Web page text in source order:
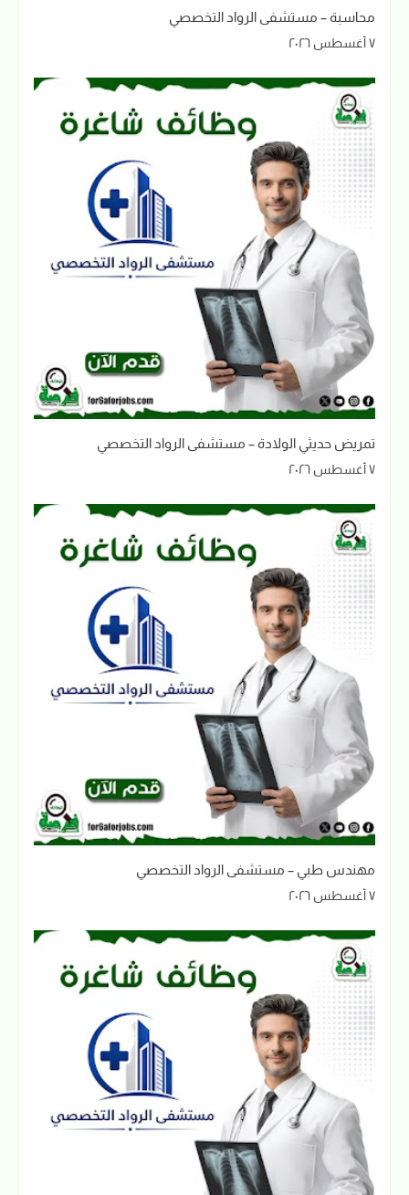
محاسبة – مستشفى الرواد التخصصي
٧ أغسطس ٢٠٢٦
تمريض حديثي الولادة – مستشفى الرواد التخصصي
٧ أغسطس ٢٠٢٦
مهندس طبي – مستشفى الرواد التخصصي
٧ أغسطس ٢٠٢٦